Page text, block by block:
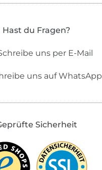
Hast du Fragen?
uns per E-Mail
uns auf WhatsApp
Sicherheit